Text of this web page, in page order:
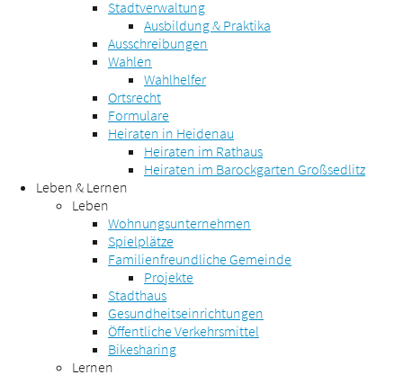
Stadtverwaltung
Ausbildung & Praktika
Ausschreibungen
Wahlen
Wahlhelfer
Ortsrecht
Formulare
Heiraten in Heidenau
Heiraten im Rathaus
Heiraten im Barockgarten Großsedlitz
Leben & Lernen
Leben
Wohnungsunternehmen
Spielplätze
Familienfreundliche Gemeinde
Projekte
Stadthaus
Gesundheitseinrichtungen
Öffentliche Verkehrsmittel
Bikesharing
Lernen